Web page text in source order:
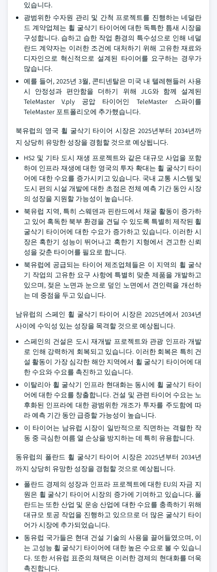
있습니다.
광범위한 수자원 관리 및 간척 프로젝트를 진행하는 네덜란
드 계약업체는 휠 굴삭기 타이어에 대한 독특한 틈새 시장을
구성합니다. 습하고 습한 작업 환경의 특수성으로 인해 네덜
란드 계약자는 이러한 조건에 대처하기 위해 고유한 재료와
디자인으로 혁신적으로 설계된 타이어를 요구하는 경우가
많습니다.
예를 들어, 2025년 3월, 콘티넨탈은 미국 내 텔레핸들러 사용
시 안정성과 편안함을 더하기 위해 JLG와 함께 설계된
TeleMaster V.ply 공압 타이어인 TeleMaster 스파이를
TeleMaster 포트폴리오에 추가했습니다.
북유럽의 영국 휠 굴삭기 타이어 시장은 2025년부터 2034년까
지 상당히 유망한 성장을 경험할 것으로 예상됩니다.
HS2 및 기타 도시 재생 프로젝트와 같은 대규모 사업을 포함
하여 인프라 재생에 대한 영국의 투자 확대는 휠 굴삭기 타이
어에 대한 수요를 증가시키고 있습니다. 국내 교통 시스템 및
도시 편의 시설 개발에 대한 초점은 전체 예측 기간 동안 시장
의 성장을 지원할 가능성이 높습니다.
북유럽 지역, 특히 스웨덴과 핀란드에서 채굴 활동이 증가하
고 있어 혹독한 북부 환경을 견딜 수 있도록 특별히 제작된 휠
굴삭기 타이어에 대한 수요가 증가하고 있습니다. 이러한 시
장은 혹한기 성능이 뛰어나고 혹한기 지형에서 견고한 신뢰
성을 갖춘 타이어를 필요로 합니다.
북유럽에 공급되는 타이어 제조업체들은 이 지역의 휠 굴삭
기 작업의 고유한 요구 사항에 특별히 맞춘 제품을 개발하고
있으며, 젖은 노면과 눈으로 덮인 노면에서 견인력을 개선하
는 데 중점을 두고 있습니다.
남유럽의 스페인 휠 굴삭기 타이어 시장은 2025년에서 2034년
사이에 수익성 있는 성장을 목격할 것으로 예상됩니다.
스페인의 건설은 도시 재개발 프로젝트와 관광 인프라 개발
로 인해 강력하게 회복되고 있습니다. 이러한 회복은 특히 건
설 활동이 가장 심각한 해안 지역에서 휠 굴삭기 타이어에 대
한 수요와 수요를 촉진하고 있습니다.
이탈리아 휠 굴삭기 인프라 현대화는 동시에 휠 굴삭기 타이
어에 대한 수요를 창출합니다. 건설 및 관련 타이어 수요는 노
후화된 인프라에 대한 광범위한 개조가 투자를 주도함에 따
라 예측 기간 동안 급증할 가능성이 높습니다.
이 타이어는 남유럽 시장이 일반적으로 직면하는 격렬한 작
동 중 극심한 여름 열 손상을 방지하는 데 특히 유용합니다.
동유럽의 폴란드 휠 굴삭기 타이어 시장은 2025년부터 2034년
까지 상당히 유망한 성장을 경험할 것으로 예상됩니다.
폴란드 경제의 성장과 인프라 프로젝트에 대한 EU의 자금 지
원은 휠 굴삭기 타이어 시장의 증가에 기여하고 있습니다. 폴
란드는 또한 산업 및 운송 산업에 대한 수요를 충족하기 위해
대규모 토공 작업을 진행하고 있으므로 더 많은 굴삭기 타이
어가 시장에 추가되었습니다.
동유럽 국가들은 현대 건설 기술의 사용을 끌어들였으며, 이
는 고성능 휠 굴삭기 타이어에 대한 높은 수요로 볼 수 있습니
다. 또한 서유럽 표준의 채택은 이러한 경제의 현대화를 더욱
촉진합니다.